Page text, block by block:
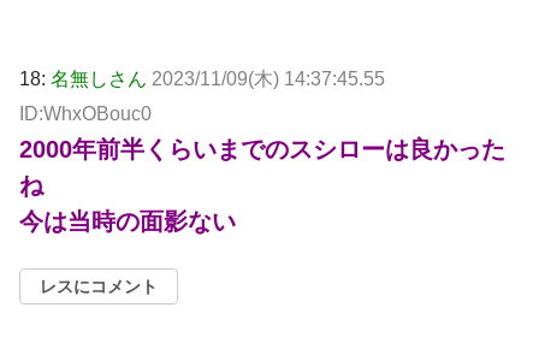
18: 名無しさん 2023/11/09(木) 14:37:45.55
ID:WhxOBouc0
2000年前半くらいまでのスシローは良かった
ね
今は当時の面影ない
レスにコメント